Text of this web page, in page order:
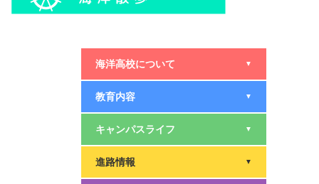
海洋高校について ▼
教育内容 ▼
キャンパスライフ ▼
進路情報 ▼